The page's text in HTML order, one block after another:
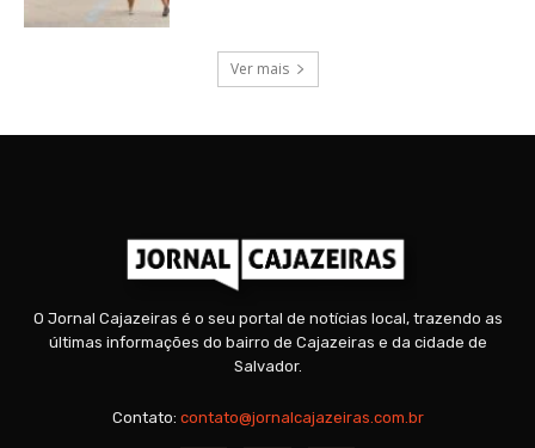
Ver mais
O Jornal Cajazeiras é o seu portal de notícias local, trazendo as
últimas informações do bairro de Cajazeiras e da cidade de
Salvador.
Contato: contato@jornalcajazeiras.com.br